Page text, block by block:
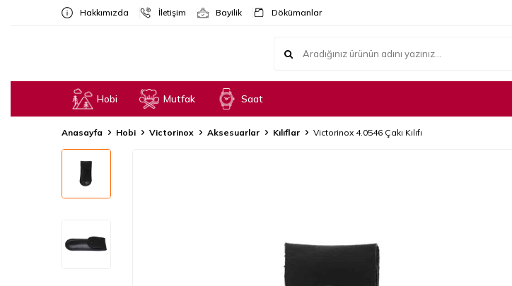
Hakkımızda İletişim Bayilik Dökümanlar
Hobi Mutfak Saat
Anasayfa Hobi Victorinox Aksesuarlar Kılıflar Victorinox 4.0546 Çakı Kılıfı